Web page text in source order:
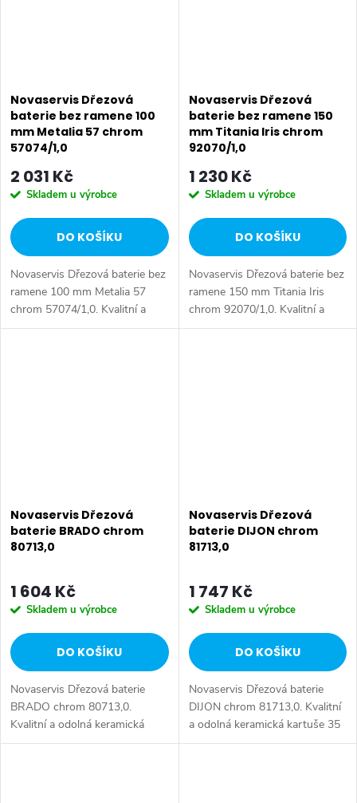
Novaservis Dřezová
baterie bez ramene 100
mm Metalia 57 chrom
57074/1,0
2 031 Kč
Skladem u výrobce
DO KOŠÍKU
Novaservis Dřezová baterie bez
ramene 100 mm Metalia 57
chrom 57074/1,0. Kvalitní a
odolná keramická kartuše
Novaservis Dřezová
baterie bez ramene 150
mm Titania Iris chrom
92070/1,0
1 230 Kč
Skladem u výrobce
DO KOŠÍKU
Novaservis Dřezová baterie bez
ramene 150 mm Titania Iris
chrom 92070/1,0. Kvalitní a
odolná keramická kartuše 35
Novaservis Dřezová
baterie BRADO chrom
80713,0
1 604 Kč
Skladem u výrobce
DO KOŠÍKU
Novaservis Dřezová baterie
BRADO chrom 80713,0.
Kvalitní a odolná keramická
kartuše 35 mm s prodlouženou
Novaservis Dřezová
baterie DIJON chrom
81713,0
1 747 Kč
Skladem u výrobce
DO KOŠÍKU
Novaservis Dřezová baterie
DIJON chrom 81713,0. Kvalitní
a odolná keramická kartuše 35
mm s prodlouženou zárukou 5